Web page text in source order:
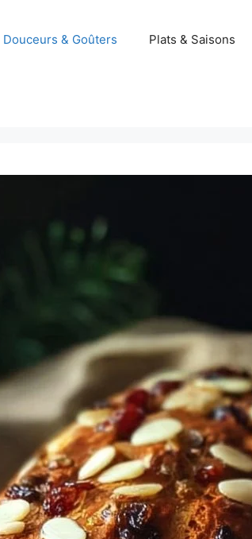
Douceurs & Goûters Plats & Saisons